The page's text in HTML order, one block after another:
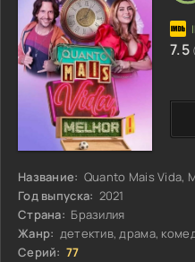
Название: Quanto Mais Vida,
Год выпуска: 2021
Страна: Бразилия
Жанр: детектив, драма,
Серий: 77
7.5